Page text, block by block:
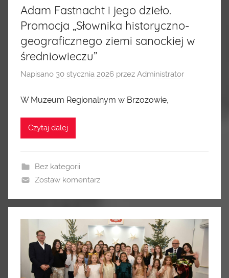
Adam Fastnacht i jego dzieło.
Promocja „Słownika historyczno-
geograficznego ziemi sanockiej w
średniowieczu”
Napisano 30 stycznia 2026 przez Administrator
W Muzeum Regionalnym w Brzozowie,
Czytaj dalej
Bez kategorii
Zostaw komentarz